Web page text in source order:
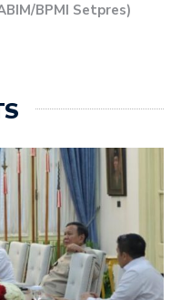
BPMI Setpres)